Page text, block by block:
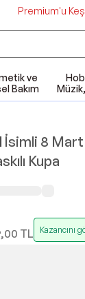
Premium'u
ve
Bakım
8 Mart
Kupa
TL Kazancını